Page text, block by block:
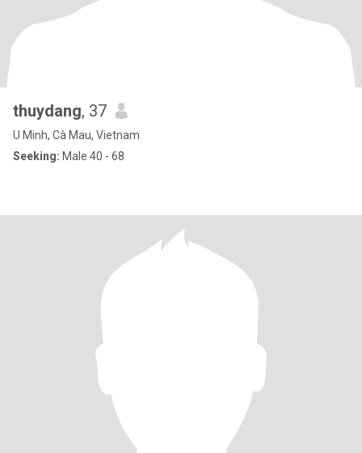
thuydang, 37
U Minh, Cà Mau, Vietnam
Seeking: Male 40 - 68